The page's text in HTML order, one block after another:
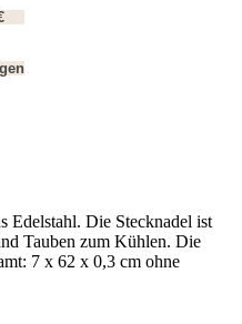
Edelstahl. Die Stecknadel ist
Tauben zum Kühlen. Die
7 x 62 x 0,3 cm ohne